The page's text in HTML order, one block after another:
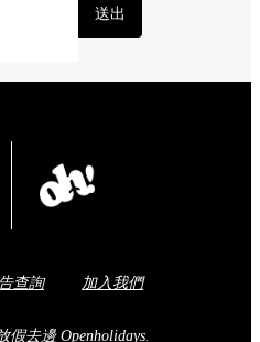
送出
查詢 加入我們
假去邊 Openholidays.